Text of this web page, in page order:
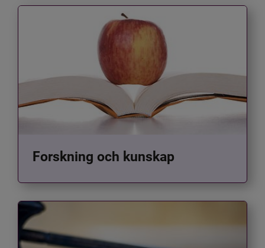
Forskning och kunskap